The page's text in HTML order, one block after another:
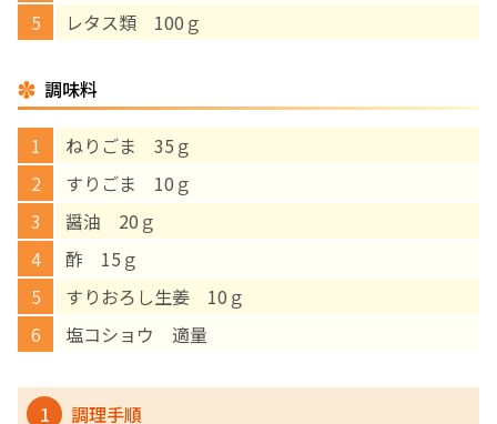
レタス類 100ｇ
調味料
ねりごま 35ｇ
すりごま 10ｇ
醤油 20ｇ
酢 15ｇ
すりおろし生姜 10ｇ
塩コショウ 適量
1 調理手順
医師プロフィール